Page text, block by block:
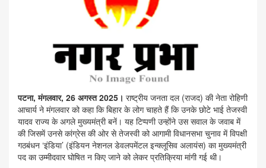
पटना, मंगलवार, 26 अगस्त 2025। राष्ट्रीय जनता दल (राजद) की नेता रोहिणी
आचार्य ने मंगलवार को कहा कि बिहार के लोग चाहते हैं कि उनके छोटे भाई तेजस्वी
यादव राज्य के अगले मुख्यमंत्री बनें। यह टिप्पणी उन्होंने उस सवाल के जवाब में
की जिसमें उनसे कांग्रेस की ओर से तेजस्वी को आगामी विधानसभा चुनाव में विपक्षी
गठबंधन ‘इंडिया’ (इंडियन नेशनल डेवलपमेंटल इन्क्लूसिव अलायंस) का मुख्यमंत्री
पद का उम्मीदवार घोषित न किए जाने को लेकर प्रतिक्रिया मांगी गई थी।